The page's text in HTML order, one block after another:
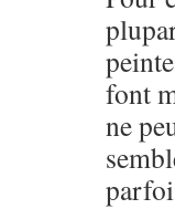
font
ne